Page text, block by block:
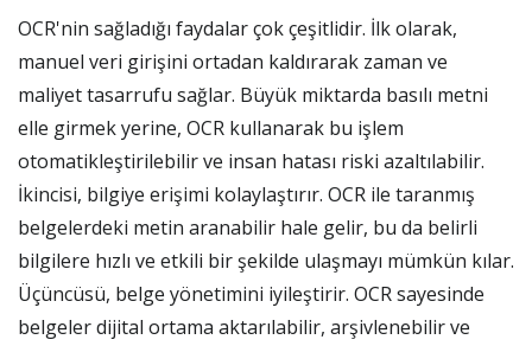
OCR'nin sağladığı faydalar çok çeşitlidir. İlk olarak,
manuel veri girişini ortadan kaldırarak zaman ve
maliyet tasarrufu sağlar. Büyük miktarda basılı metni
elle girmek yerine, OCR kullanarak bu işlem
otomatikleştirilebilir ve insan hatası riski azaltılabilir.
İkincisi, bilgiye erişimi kolaylaştırır. OCR ile taranmış
belgelerdeki metin aranabilir hale gelir, bu da belirli
bilgilere hızlı ve etkili bir şekilde ulaşmayı mümkün kılar.
Üçüncüsü, belge yönetimini iyileştirir. OCR sayesinde
belgeler dijital ortama aktarılabilir, arşivlenebilir ve